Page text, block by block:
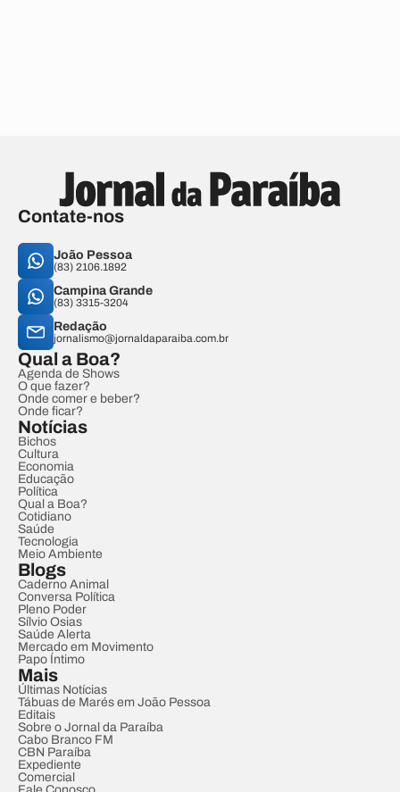
Contate-nos
João Pessoa
(83) 2106.1892
Campina Grande
(83) 3315-3204
Redação
jornalismo@jornaldaparaiba.com.br
Qual a Boa?
Agenda de Shows
O que fazer?
Onde comer e beber?
Onde ficar?
Notícias
Bichos
Cultura
Economia
Educação
Política
Qual a Boa?
Cotidiano
Saúde
Tecnologia
Meio Ambiente
Blogs
Caderno Animal
Conversa Política
Pleno Poder
Sílvio Osias
Saúde Alerta
Mercado em Movimento
Papo Íntimo
Mais
Últimas Notícias
Tábuas de Marés em João Pessoa
Editais
Sobre o Jornal da Paraíba
Cabo Branco FM
CBN Paraíba
Expediente
Comercial